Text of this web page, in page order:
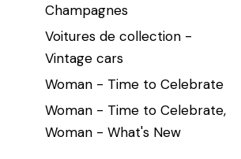
Champagnes
Voitures de collection -
Vintage cars
Woman - Time to Celebrate
Woman - Time to Celebrate,
Woman - What's New